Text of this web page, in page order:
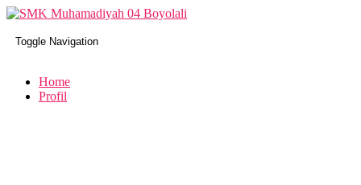
Toggle Navigation
Home
Profil